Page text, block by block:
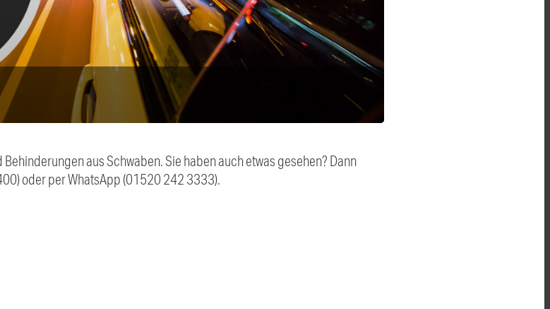
aus Schwaben. Sie haben auch etwas gesehen? Dann
oder per WhatsApp (01520 242 3333).